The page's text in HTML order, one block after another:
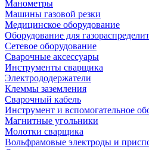
Манометры
Машины газовой резки
Медицинское оборудование
Оборудование для
Сетевое оборудование
Сварочные аксессуары
Инструменты сварщика
Электрододержатели
Клеммы заземления
Сварочный кабель
Инструмент и вспомогательное
Магнитные угольники
Молотки сварщика
Вольфрамовые электроды и